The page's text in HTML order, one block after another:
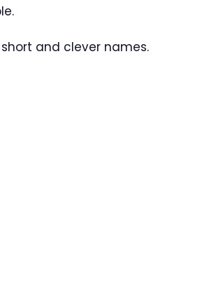
and clever names.